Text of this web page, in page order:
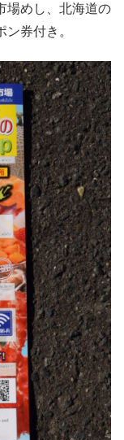
場めし、北海道の
券付き。